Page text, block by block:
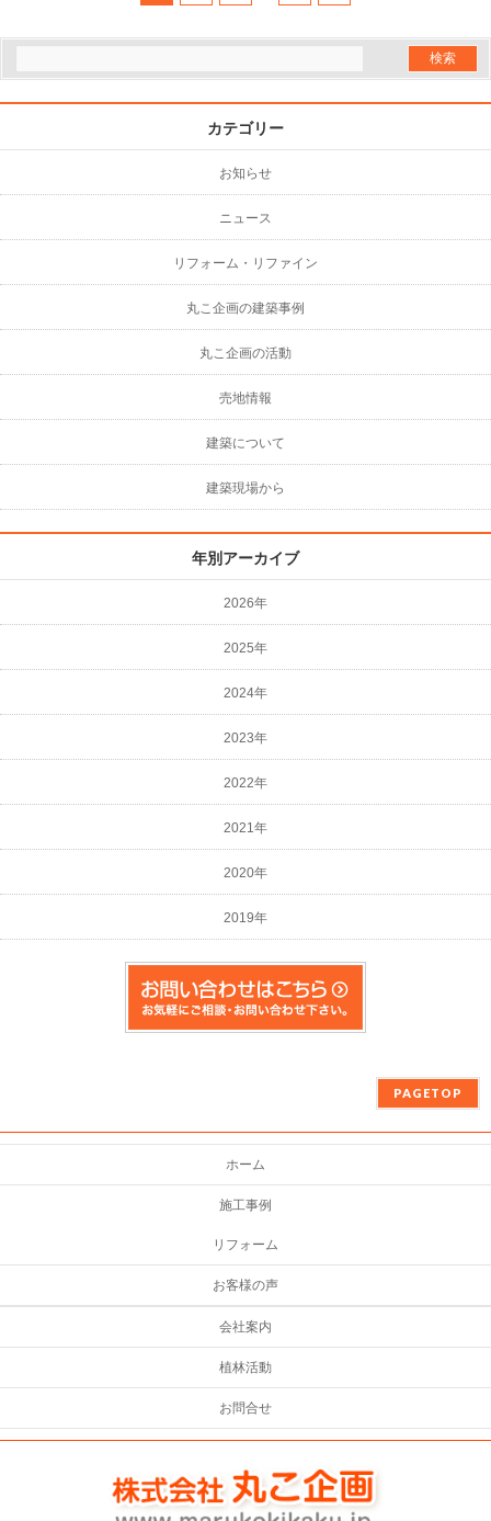
カテゴリー
お知らせ
ニュース
リフォーム・リファイン
丸こ企画の建築事例
丸こ企画の活動
売地情報
建築について
建築現場から
年別アーカイブ
2026年
2025年
2024年
2023年
2022年
2021年
2020年
2019年
PAGETOP
ホーム
施工事例
リフォーム
お客様の声
会社案内
植林活動
お問合せ